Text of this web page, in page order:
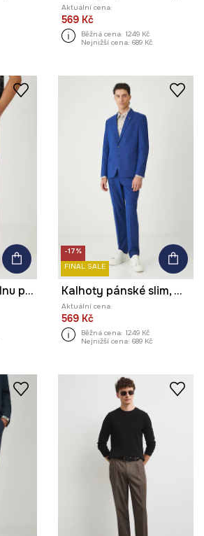
Aktuální cena:
569 Kč
Běžná cena: 1249 Kč
Nejnižší cena: 689 Kč
Kalhoty s příměsí lnu pánské s páskem
-17%
FINAL SALE
Kalhoty pánské slim, melanž
Aktuální cena:
569 Kč
Běžná cena: 1249 Kč
Nejnižší cena: 689 Kč